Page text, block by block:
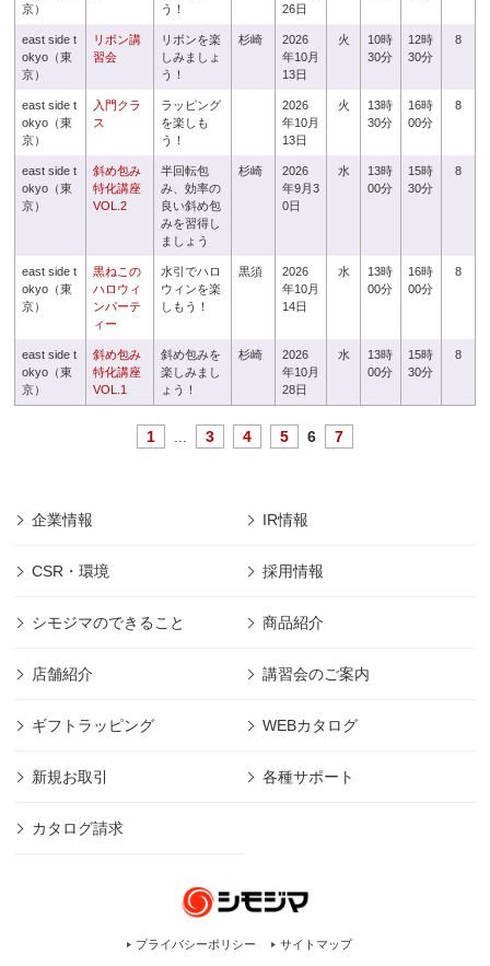
京）
う！
26日
east side t
okyo（東
京）
リボン講
習会
リボンを楽
しみましょ
う！
杉崎
2026
年10月
13日
火
10時
30分
12時
30分
8
east side t
okyo（東
京）
入門クラ
ス
ラッピング
を楽しも
う！
2026
年10月
13日
火
13時
30分
16時
00分
8
east side t
okyo（東
京）
斜め包み
特化講座
VOL.2
半回転包
み、効率の
良い斜め包
みを習得し
ましょう
杉崎
2026
年9月3
0日
水
13時
00分
15時
30分
8
east side t
okyo（東
京）
黒ねこの
ハロウィ
ンパーテ
ィー
水引でハロ
ウィンを楽
しもう！
黒須
2026
年10月
14日
水
13時
00分
16時
00分
8
east side t
okyo（東
京）
斜め包み
特化講座
VOL.1
斜め包みを
楽しみまし
ょう！
杉崎
2026
年10月
28日
水
13時
00分
15時
30分
8
1 3 4 5 6 7
企業情報 IR情報
CSR・環境 採用情報
シモジマのできること 商品紹介
店舗紹介 講習会のご案内
ギフトラッピング WEBカタログ
新規お取引 各種サポート
カタログ請求
プライバシーポリシー サイトマップ